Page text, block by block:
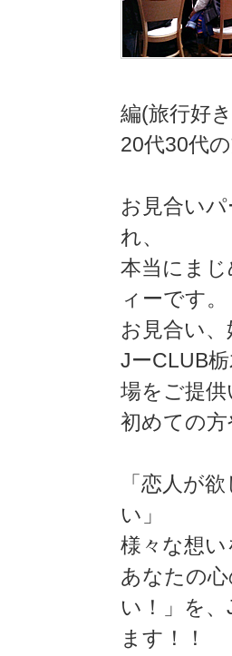
編(旅行好
20代30代
お見合い
れ、
本当にま
ィーです。
お見合い
JーCLUB
場をご提
初めての
「恋人が
い」
様々な想
あなたの
い！」を
ます！！